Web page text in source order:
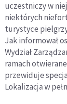
uczestniczy w
niektórych
turystyce
Jak informował
Wydział
ramach
przewiduje
Lokalizacja w